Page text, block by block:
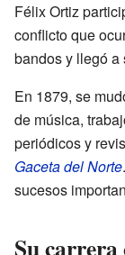
Félix Ortiz
conflicto que
bandos y llegó a
En 1879, se
de música,
periódicos y
Gaceta del Norte
sucesos
Su